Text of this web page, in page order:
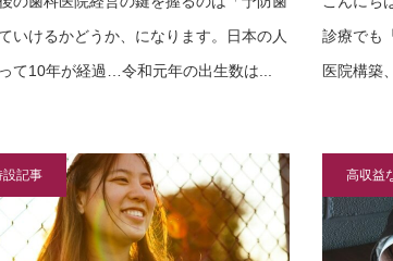
いけるかどうか、になります。日本の人
て10年が経過…令和元年の出生数は...
診療でも
医院構築
設記事 高収益